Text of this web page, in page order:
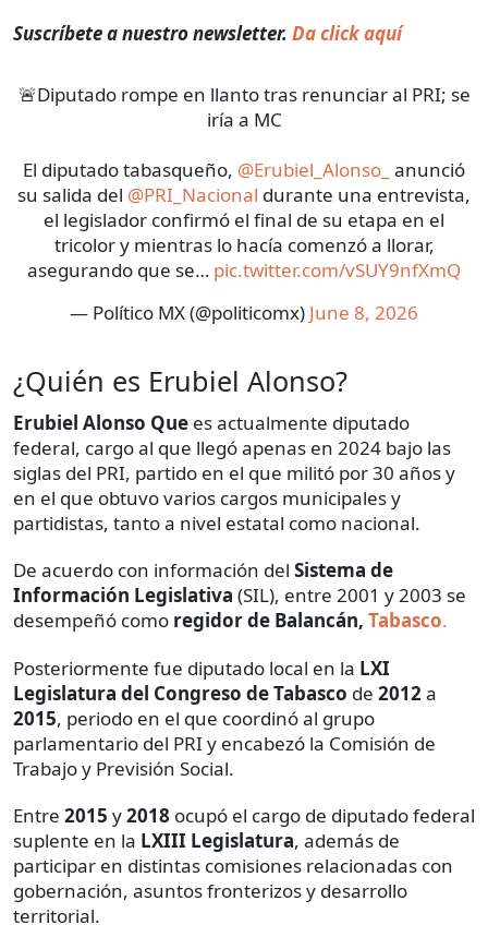
Suscríbete a nuestro newsletter. Da click aquí
🚨Diputado rompe en llanto tras renunciar al PRI; se
iría a MC
El diputado tabasqueño, @Erubiel_Alonso_ anunció
su salida del @PRI_Nacional durante una entrevista,
el legislador confirmó el final de su etapa en el
tricolor y mientras lo hacía comenzó a llorar,
asegurando que se… pic.twitter.com/vSUY9nfXmQ
— Político MX (@politicomx) June 8, 2026
¿Quién es Erubiel Alonso?
Erubiel Alonso Que es actualmente diputado
federal, cargo al que llegó apenas en 2024 bajo las
siglas del PRI, partido en el que militó por 30 años y
en el que obtuvo varios cargos municipales y
partidistas, tanto a nivel estatal como nacional.
De acuerdo con información del Sistema de
Información Legislativa (SIL), entre 2001 y 2003 se
desempeñó como regidor de Balancán, Tabasco.
Posteriormente fue diputado local en la LXI
Legislatura del Congreso de Tabasco de 2012a
2015, periodo en el que coordinó al grupo
parlamentario del PRI y encabezó la Comisión de
Trabajo y Previsión Social.
Entre 2015 y2018 ocupó el cargo de diputado federal
suplente en la LXIII Legislatura, además de
participar en distintas comisiones relacionadas con
gobernación, asuntos fronterizos y desarrollo
territorial.